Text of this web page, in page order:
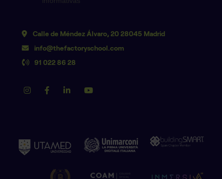
Calle de Méndez Álvaro, 20 28045 Madrid
info@thefactoryschool.com
91 022 86 28